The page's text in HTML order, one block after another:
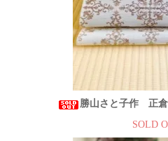
勝山さと子作 正
SOLD